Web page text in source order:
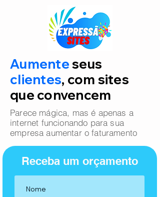
Aumenteseus
clientes, com sites
que convencem
Parece mágica, mas é apenas a
internet funcionando para sua
empresa aumentar o faturamento
Receba um orçamento